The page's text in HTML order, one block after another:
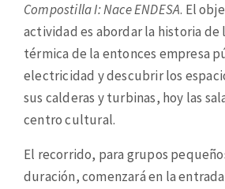
Compostilla I: Nace ENDESA. El
actividad es abordar la historia
térmica de la entonces empresa
electricidad y descubrir los
sus calderas y turbinas, hoy las
centro cultural.
El recorrido, para grupos
duración, comenzará en la